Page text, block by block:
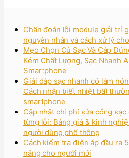
Chẩn đoán lỗi module giải trí
nguyên nhân và cách xử lý
Mẹo Chọn Củ Sạc Và Cáp
Kém Chất Lượng, Sạc Nhanh
Smartphone
Giải đáp sạc nhanh có làm
Cách nhận biết nhiệt bất
smartphone
Cập nhật chi phí sửa cổng
từng lỗi: Bảng giá & kinh
người dùng phổ thông
Cách kiểm tra điện áp đầu ra
năng cho người mới